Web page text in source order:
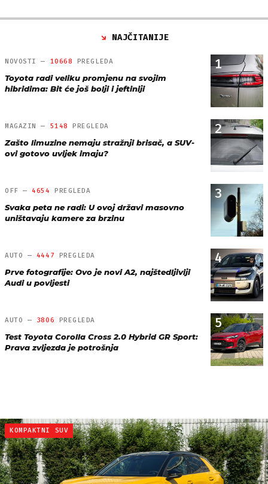
NAJČITANIJE
1
NOVOSTI — 10668 PREGLEDA
Toyota radi veliku promjenu na svojim
hibridima: Bit će još bolji i jeftiniji
2
MAGAZIN — 5148 PREGLEDA
Zašto limuzine nemaju stražnji brisač, a SUV-
ovi gotovo uvijek imaju?
3
OFF —4654 PREGLEDA
Svaka peta ne radi: U ovoj državi masovno
uništavaju kamere za brzinu
4
AUTO — 4447 PREGLEDA
Prve fotografije: Ovo je novi A2, najštedljiviji
Audi u povijesti
5
AUTO — 3806 PREGLEDA
Test Toyota Corolla Cross 2.0 Hybrid GR Sport:
Prava zvijezda je potrošnja
KOMPAKTNI SUV